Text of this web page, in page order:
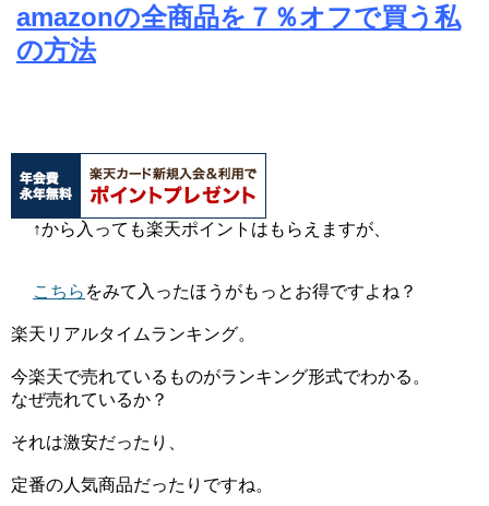
amazonの全商品を７％オフで買う私
の方法
↑から入っても楽天ポイントはもらえますが、
こちら をみて入ったほうがもっとお得ですよね？
楽天リアルタイムランキング。
今楽天で売れているものがランキング形式でわかる。
なぜ売れているか？
それは激安だったり、
定番の人気商品だったりですね。